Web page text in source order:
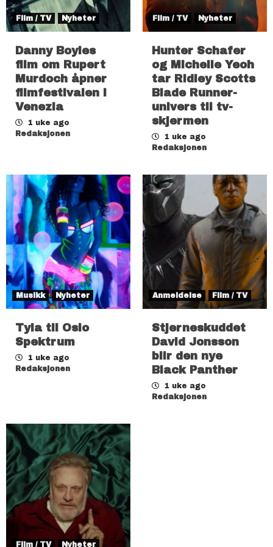
Film / TV Nyheter
Danny Boyles
film om Rupert
Murdoch åpner
filmfestivalen i
Venezia
1 uke ago
Redaksjonen
Film / TV Nyheter
Hunter Schafer
og Michelle Yeoh
tar Ridley Scotts
Blade Runner-
univers til tv-
skjermen
1 uke ago
Redaksjonen
Musikk Nyheter
Tyla til Oslo
Spektrum
1 uke ago
Redaksjonen
Anmeldelse Film / TV
Stjerneskuddet
David Jonsson
blir den nye
Black Panther
1 uke ago
Redaksjonen
Film / TV Nyheter